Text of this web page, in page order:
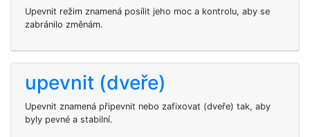
Upevnit režim znamená posílit jeho moc a kontrolu, aby se
zabránilo změnám.
upevnit (dveře)
Upevnit znamená připevnit nebo zafixovat (dveře) tak, aby
byly pevné a stabilní.